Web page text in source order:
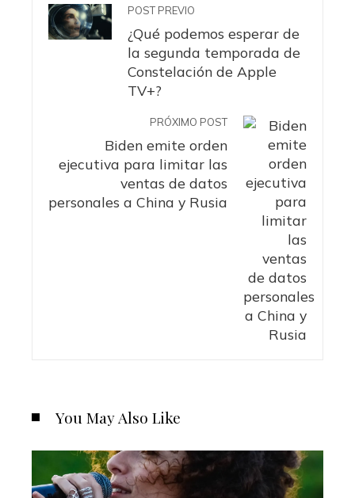
POST PREVIO
¿Qué podemos esperar de
la segunda temporada de
Constelación de Apple
TV+?
PRÓXIMO POST
Biden emite orden
ejecutiva para limitar las
ventas de datos
personales a China y Rusia
You May Also Like